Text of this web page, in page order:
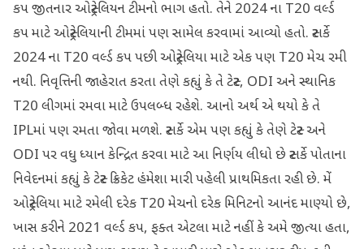
કપ જીતનાર ઓસ્ટ્રેલિયન ટીમનો ભાગ હતો. તેને 2024 ના T20 વર્લ્ડ
કપ માટે ઓસ્ટ્રેલિયાની ટીમમાં પણ સામેલ કરવામાં આવ્યો હતો. સ્ટાર્કે
2024 ના T20 વર્લ્ડ કપ પછી ઓસ્ટ્રેલિયા માટે એક પણ T20 મેચ રમી
નથી. નિવૃત્તિની જાહેરાત કરતા તેણે કહ્યું કે તે ટેસ્ટ, ODI અને સ્થાનિક
T20 લીગમાં રમવા માટે ઉપલબ્ધ રહેશે. આનો અર્થ એ થયો કે તે
IPLમાં પણ રમતા જોવા મળશે. સ્ટાર્કે એમ પણ કહ્યું કે તેણે ટેસ્ટ અને
ODI પર વધુ ધ્યાન કેન્દ્રિત કરવા માટે આ નિર્ણય લીધો છે સ્ટાર્કે પોતાના
નિવેદનમાં કહ્યું કે ટેસ્ટ ક્રિકેટ હંમેશા મારી પહેલી પ્રાથમિકતા રહી છે. મેં
ઓસ્ટ્રેલિયા માટે રમેલી દરેક T20 મેચનો દરેક મિનિટનો આનંદ માણ્યો છે,
ખાસ કરીને 2021 વર્લ્ડ કપ, ફક્ત એટલા માટે નહીં કે અમે જીત્યા હતા,